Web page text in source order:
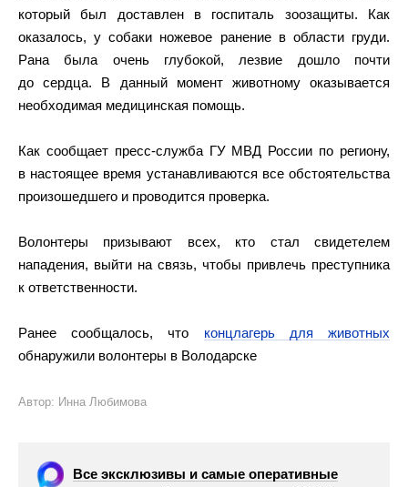
который был доставлен в госпиталь зоозащиты. Как
оказалось, у собаки ножевое ранение в области груди.
Рана была очень глубокой, лезвие дошло почти
до сердца. В данный момент животному оказывается
необходимая медицинская помощь.
Как сообщает пресс-служба ГУ МВД России по региону,
в настоящее время устанавливаются все обстоятельства
произошедшего и проводится проверка.
Волонтеры призывают всех, кто стал свидетелем
нападения, выйти на связь, чтобы привлечь преступника
к ответственности.
Ранее сообщалось, что концлагерь для животных
обнаружили волонтеры в Володарске
Автор: Инна Любимова
Все эксклюзивы и самые оперативные